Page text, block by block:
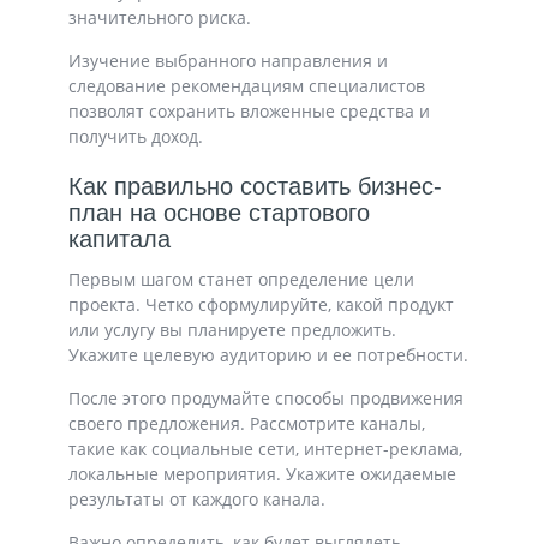
значительного риска.
Изучение выбранного направления и
следование рекомендациям специалистов
позволят сохранить вложенные средства и
получить доход.
Как правильно составить бизнес-
план на основе стартового
капитала
Первым шагом станет определение цели
проекта. Четко сформулируйте, какой продукт
или услугу вы планируете предложить.
Укажите целевую аудиторию и ее потребности.
После этого продумайте способы продвижения
своего предложения. Рассмотрите каналы,
такие как социальные сети, интернет-реклама,
локальные мероприятия. Укажите ожидаемые
результаты от каждого канала.